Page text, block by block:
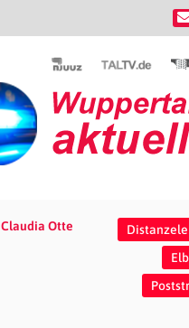
Claudia Otte
Poststr